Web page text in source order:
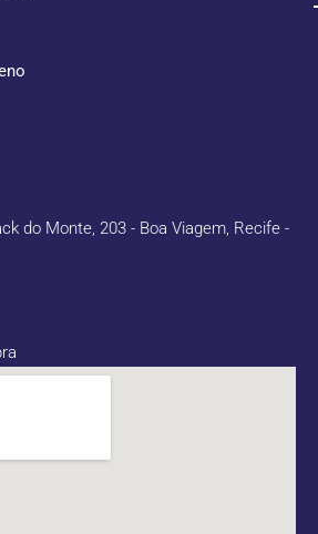
do Monte, 203 - Boa Viagem, Recife -